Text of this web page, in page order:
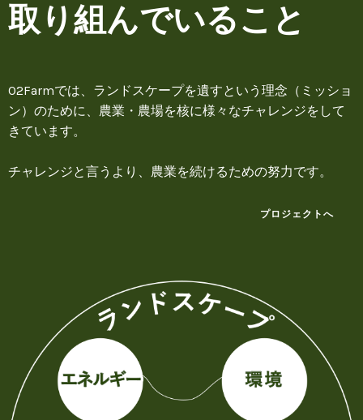
取り組んでいること
O2Farmでは、ランドスケープを遺すという理念（ミッショ
ン）のために、農業・農場を核に様々なチャレンジをして
きています。
チャレンジと言うより、農業を続けるための努力です。
プロジェクトへ